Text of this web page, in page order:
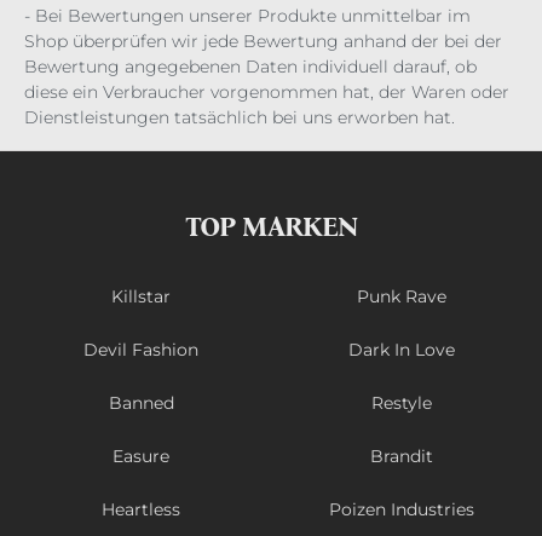
- Bei Bewertungen unserer Produkte unmittelbar im
Shop überprüfen wir jede Bewertung anhand der bei der
Bewertung angegebenen Daten individuell darauf, ob
diese ein Verbraucher vorgenommen hat, der Waren oder
Dienstleistungen tatsächlich bei uns erworben hat.
TOP MARKEN
Killstar Punk Rave
Devil Fashion Dark In Love
Banned Restyle
Easure Brandit
Heartless Poizen Industries